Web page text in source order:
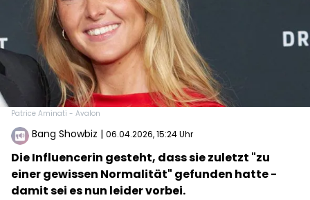
Patrice Aminati - Avalon
Bang Showbiz | 06.04.2026, 15:24 Uhr
Die Influencerin gesteht, dass sie zuletzt "zu
einer gewissen Normalität" gefunden hatte -
damit sei es nun leider vorbei.